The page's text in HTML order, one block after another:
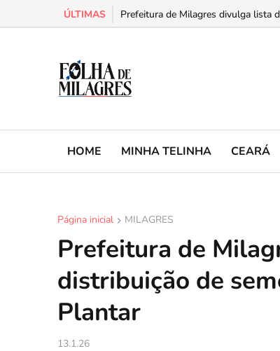
ÚLTIMAS Prefeitura de Milagres divulga lista
HOME MINHA TELINHA CEARÁ
Página inicial MILAGRES
Prefeitura de
distribuição de
Plantar
13.1.26